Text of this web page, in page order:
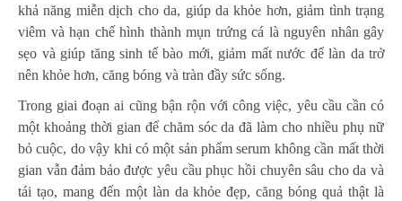
khả năng miễn dịch cho da, giúp da khỏe hơn, giảm tình trạng
viêm và hạn chế hình thành mụn trứng cá là nguyên nhân gây
sẹo và giúp tăng sinh tế bào mới, giảm mất nước để làn da trở
nên khỏe hơn, căng bóng và tràn đầy sức sống.
Trong giai đoạn ai cũng bận rộn với công việc, yêu cầu cần có
một khoảng thời gian để chăm sóc da đã làm cho nhiều phụ nữ
bỏ cuộc, do vậy khi có một sản phẩm serum không cần mất thời
gian vẫn đảm bảo được yêu cầu phục hồi chuyên sâu cho da và
tái tạo, mang đến một làn da khỏe đẹp, căng bóng quả thật là